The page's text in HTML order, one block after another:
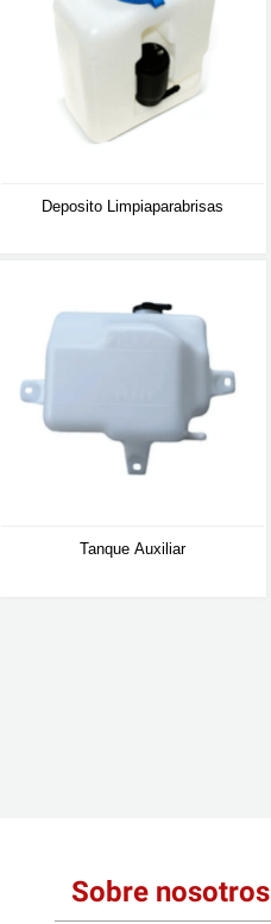
Deposito Limpiaparabrisas
Tanque Auxiliar
Sobre nosotros